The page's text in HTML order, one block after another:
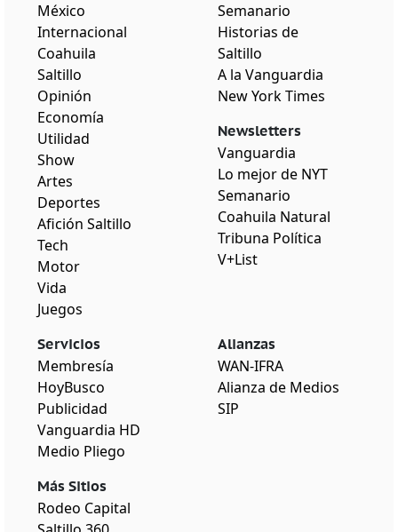
México
Internacional
Coahuila
Saltillo
Opinión
Economía
Utilidad
Show
Artes
Deportes
Afición Saltillo
Tech
Motor
Vida
Juegos
Semanario
Historias de
Saltillo
A la Vanguardia
New York Times
Newsletters
Vanguardia
Lo mejor de NYT
Semanario
Coahuila Natural
Tribuna Política
V+List
Servicios
Membresía
HoyBusco
Publicidad
Vanguardia HD
Medio Pliego
Más Sitios
Rodeo Capital
Alianzas
WAN-IFRA
Alianza de Medios
SIP